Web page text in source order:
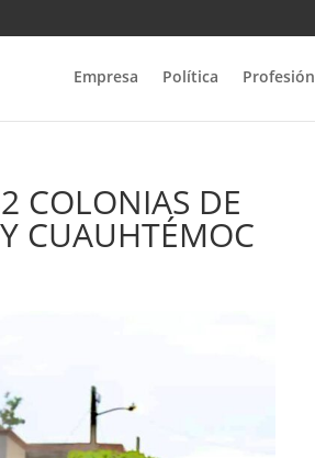
Empresa Política Profesión
COLONIAS DE
CUAUHTÉMOC